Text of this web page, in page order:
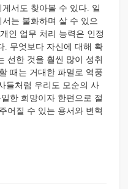
서도 찾아볼 수 있다. 일
는 불화하며 살 수 있으
인 업무 처리 능력은 인정
. 무엇보다 자신에 대해 확
선한 것을 훨씬 많이 성취
때는 거대한 파멸로 역풍
들처럼 우리도 모순의 사
한 희망이자 한편으로 절
어질 수 있는 용서와 변혁